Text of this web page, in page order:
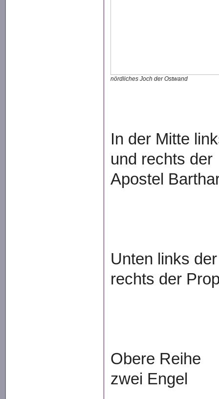
nördliches Joch der Ostwand
In der Mitte
und rechts der
Apostel
Unten links
rechts der
Obere Reihe
zwei Engel